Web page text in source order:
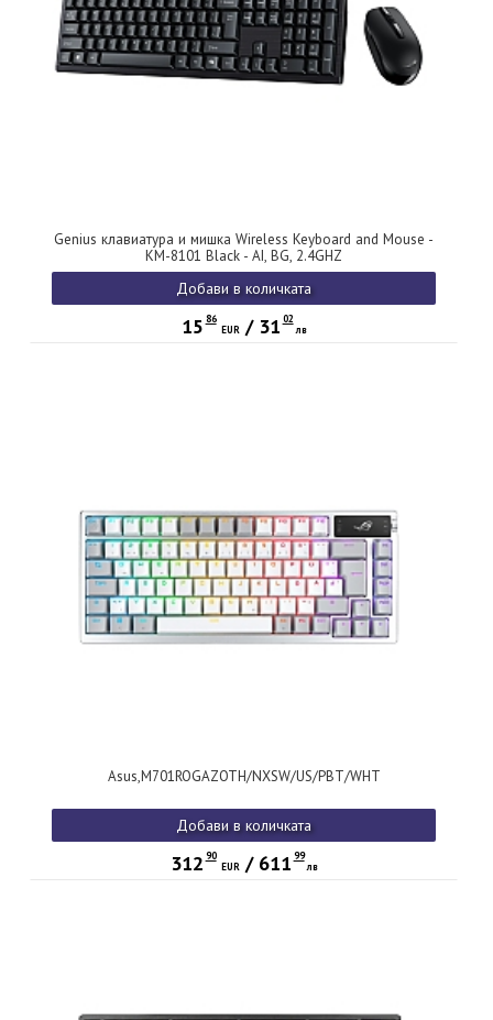
Genius клавиатура и мишка Wireless Keyboard and Mouse -
KM-8101 Black - AI, BG, 2.4GHZ
Добави в количката
15 86
EUR/ 31 02
лв
Asus,M701ROGAZOTH/NXSW/US/PBT/WHT
Добави в количката
312 90
EUR/ 611 99
лв